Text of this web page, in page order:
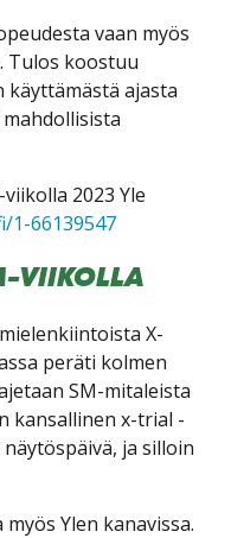
vaan myös
Tulos koostuu
ajasta
2023 Yle
1-66139547
VIIKOLLA
X-
peräti kolmen
SM-mitaleista
kansallinen x-trial -
ja silloin
Ylen kanavissa.